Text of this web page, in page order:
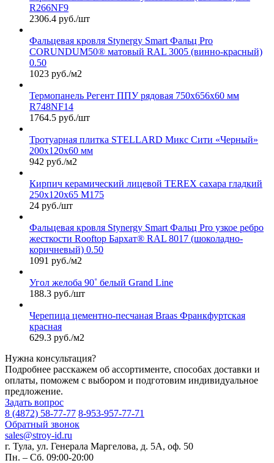
R266NF9
2306.4 руб./шт
Фальцевая кровля Stynergy Smart Фальц Pro
CORUNDUM50® матовый RAL 3005 (винно-красный)
0.50
1023 руб./м2
Термопанель Регент ППУ рядовая 750х656х60 мм
R748NF14
1764.5 руб./шт
Тротуарная плитка STELLARD Микс Сити «Черный»
200х120х60 мм
942 руб./м2
Кирпич керамический лицевой TEREX сахара гладкий
250х120х65 М175
24 руб./шт
Фальцевая кровля Stynergy Smart Фальц Pro узкое ребро
жесткости Rooftop Бархат® RAL 8017 (шоколадно-
коричневый) 0.50
1091 руб./м2
Угол желоба 90˚ белый Grand Line
188.3 руб./шт
Черепица цементно-песчаная Braas Франкфуртская
красная
629.3 руб./м2
Нужна консультация?
Подробнее расскажем об ассортименте, способах доставки и
оплаты, поможем с выбором и подготовим индивидуальное
предложение.
Задать вопрос
8 (4872) 58-77-77 8-953-957-77-71
Обратный звонок
sales@stroy-id.ru
г. Тула, ул. Генерала Маргелова, д. 5А, оф. 50
Пн. – Cб. 09:00-20:00